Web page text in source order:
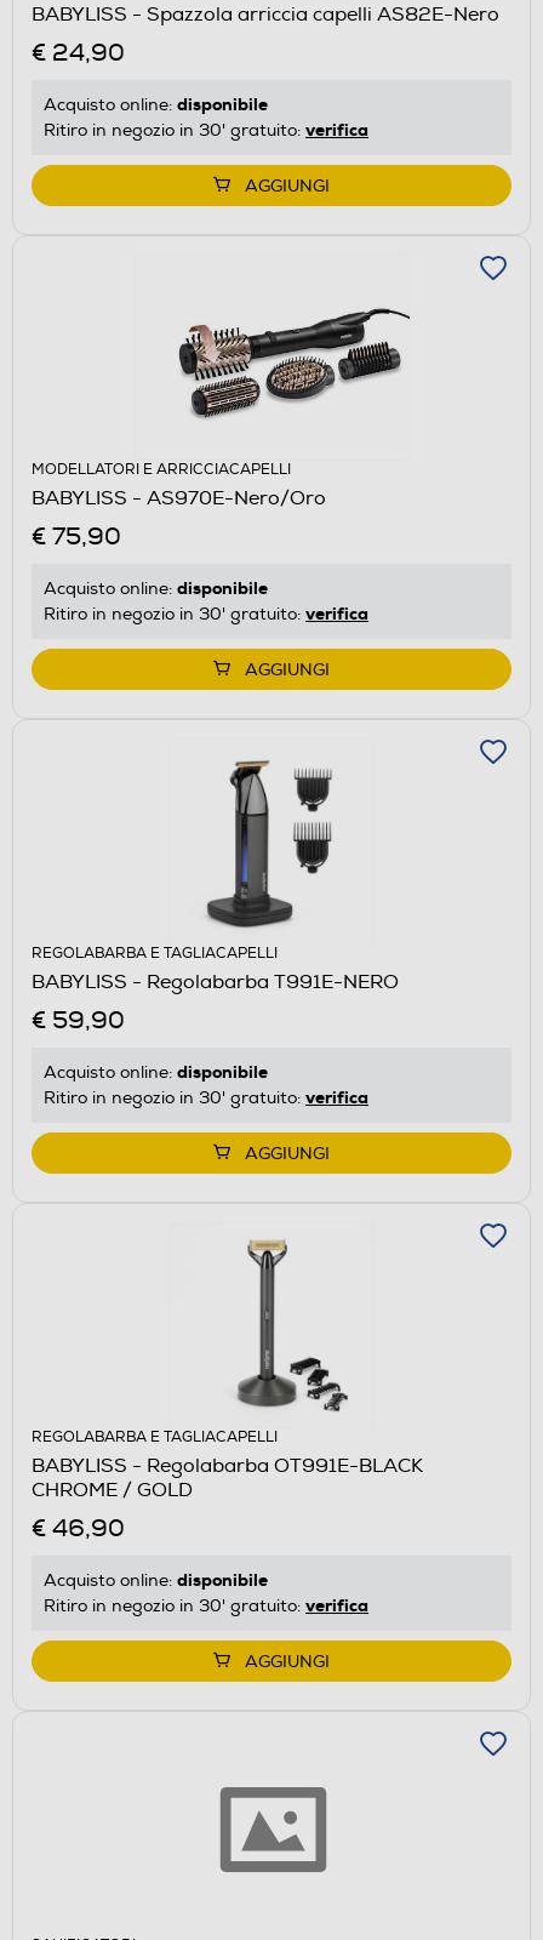
BABYLISS - Spazzola arriccia capelli AS82E-Nero
€ 24,90
Acquisto online: disponibile
Ritiro in negozio in 30' gratuito: verifica
AGGIUNGI
MODELLATORI E ARRICCIACAPELLI
BABYLISS - AS970E-Nero/Oro
€ 75,90
Acquisto online: disponibile
Ritiro in negozio in 30' gratuito: verifica
AGGIUNGI
REGOLABARBA E TAGLIACAPELLI
BABYLISS - Regolabarba T991E-NERO
€ 59,90
Acquisto online: disponibile
Ritiro in negozio in 30' gratuito: verifica
AGGIUNGI
REGOLABARBA E TAGLIACAPELLI
BABYLISS - Regolabarba OT991E-BLACK
CHROME / GOLD
€ 46,90
Acquisto online: disponibile
Ritiro in negozio in 30' gratuito: verifica
AGGIUNGI